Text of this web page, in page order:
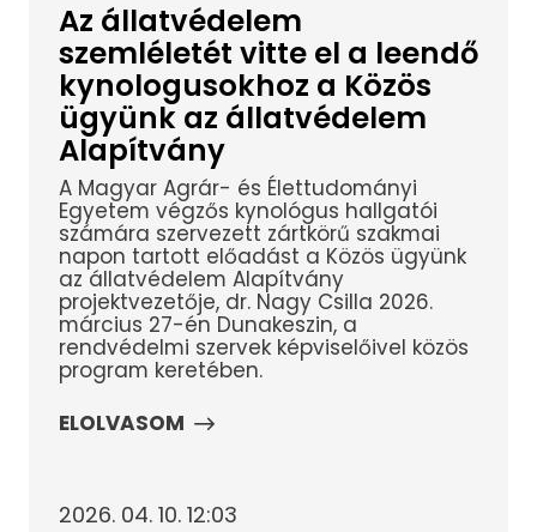
Az állatvédelem
szemléletét vitte el a leendő
kynologusokhoz a Közös
ügyünk az állatvédelem
Alapítvány
A Magyar Agrár- és Élettudományi
Egyetem végzős kynológus hallgatói
számára szervezett zártkörű szakmai
napon tartott előadást a Közös ügyünk
az állatvédelem Alapítvány
projektvezetője, dr. Nagy Csilla 2026.
március 27-én Dunakeszin, a
rendvédelmi szervek képviselőivel közös
program keretében.
ELOLVASOM
2026. 04. 10. 12:03